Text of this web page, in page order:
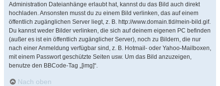
Administration Dateianhänge erlaubt hat, kannst du das Bild auch direkt
hochladen. Ansonsten musst du zu einem Bild verlinken, das auf einem
öffentlich zugänglichen Server liegt, z. B. http://www.domain.tld/mein-bild.gif.
Du kannst weder Bilder verlinken, die sich auf deinem eigenen PC befinden
(außer es ist ein öffentlich zugänglicher Server), noch zu Bildern, die nur
nach einer Anmeldung verfügbar sind, z. B. Hotmail- oder Yahoo-Mailboxen,
mit einem Passwort geschützte Seiten usw. Um das Bild anzuzeigen,
benutze den BBCode-Tag „[img]“.
Nach oben